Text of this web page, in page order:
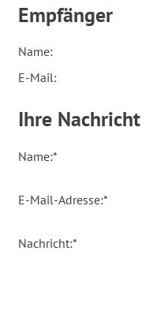
Empfänger
Name:
E-Mail:
Ihre Nachricht
Name:*
E-Mail-Adresse:*
Nachricht:*